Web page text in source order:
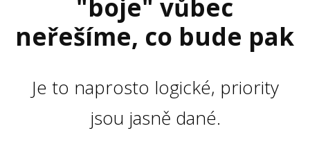
"boje" vůbec
neřešíme, co bude pak
Je to naprosto logické, priority
jsou jasně dané.